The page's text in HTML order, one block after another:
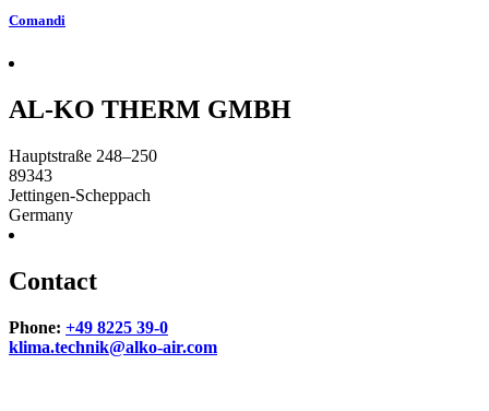
Comandi
AL-KO THERM GMBH
Hauptstraße 248–250
89343
Jettingen-Scheppach
Germany
Contact
Phone: +49 8225 39-0
klima.technik@alko-air.com